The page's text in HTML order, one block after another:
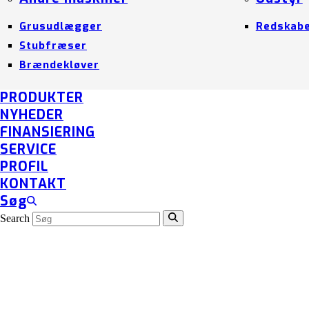
Grusudlægger
Stubfræser
Brændekløver
PRODUKTER
NYHEDER
FINANSIERING
SERVICE
PROFIL
KONTAKT
Søg
Search